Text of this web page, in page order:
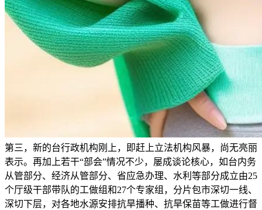
第三，新的台行政机构刚上，即赶上立法机构风暴，尚无亮丽
表示。再加上若干“部会”情况不少，屡成谈论核心，如台内务
从管部分、经济从管部分、省应急办理、水利等部分成立由25
个厅级干部带队的工做组和27个专家组，分片包市深切一线、
深切下层，对各地水源安排抗旱播种、抗旱保苗等工做进行督